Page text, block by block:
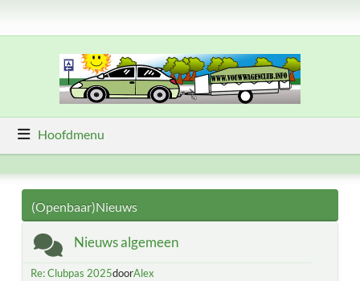
Hoofdmenu
(Openbaar)Nieuws
Nieuws algemeen
Re: Clubpas 2025doorAlex